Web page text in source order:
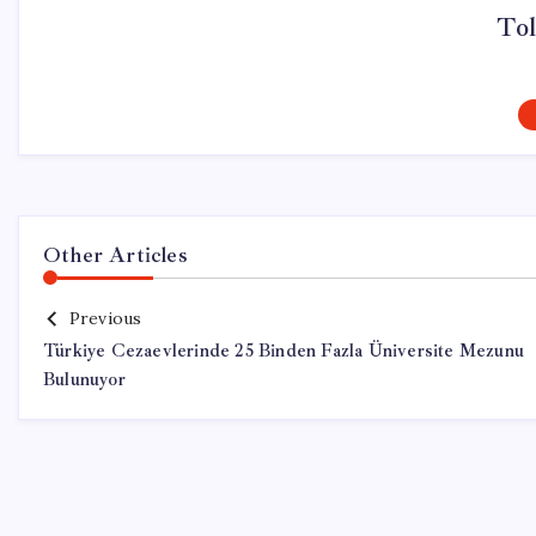
Other Articles
Previous
Türkiye Cezaevlerinde 25 Binden Fazla Üniversite Mezunu
Bulunuyor